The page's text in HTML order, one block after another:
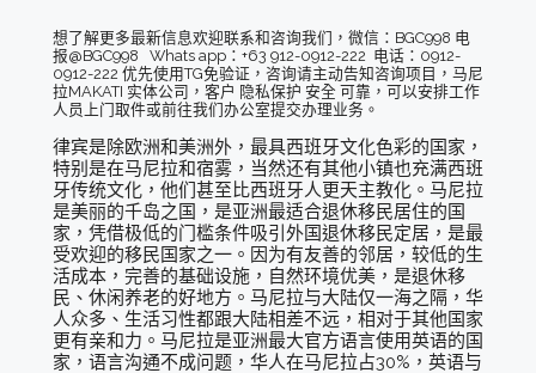
想了解更多最新信息欢迎联系和咨询我们，微信：BGC998 电
报@BGC998 Whats app：+63 912-0912-222 电话：0912-
0912-222 优先使用TG免验证，咨询请主动告知咨询项目，马尼
拉MAKATI 实体公司，客户 隐私保护 安全 可靠，可以安排工作
人员上门取件或前往我们办公室提交办理业务。
律宾是除欧洲和美洲外，最具西班牙文化色彩的国家，
特别是在马尼拉和宿雾，当然还有其他小镇也充满西班
牙传统文化，他们甚至比西班牙人更天主教化。马尼拉
是美丽的千岛之国，是亚洲最适合退休移民居住的国
家，凭借极低的门槛条件吸引外国退休移民定居，是最
受欢迎的移民国家之一。因为有友善的邻居，较低的生
活成本，完善的基础设施，自然环境优美，是退休移
民、休闲养老的好地方。马尼拉与大陆仅一海之隔，华
人众多、生活习性都跟大陆相差不远，相对于其他国家
更有亲和力。马尼拉是亚洲最大官方语言使用英语的国
家，语言沟通不成问题，华人在马尼拉占30%，英语与